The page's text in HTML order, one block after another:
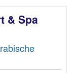
& Spa